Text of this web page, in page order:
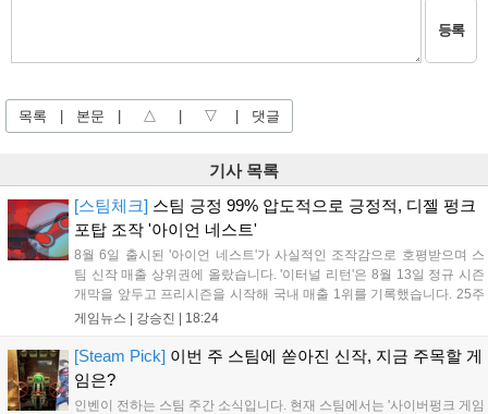
등록
목록 본문 △ ▽ 댓글
기사 목록
[스팀체크] 스팀 긍정 99% 압도적으로 긍정적, 디젤 펑크
포탑 조작 '아이언 네스트'
8월 6일 출시된 '아이언 네스트'가 사실적인 조작감으로 호평받으며 스
팀 신작 매출 상위권에 올랐습니다. '이터널 리턴'은 8월 13일 정규 시즌
개막을 앞두고 프리시즌을 시작해 국내 매출 1위를 기록했습니다. 25주
년을 맞은 '고스트 리콘' 시리즈는 8월 6일 쇼케이스와 함께 대규모 할인
로 수리 시뮬레이션 '리스토리'도 스팀에 정식 출시되었습니다....
게임뉴스 | 강승진 18:24
[Steam Pick] 이번 주 스팀에 쏟아진 신작, 지금 주목할 게
임은?
인벤이 전하는 스팀 주간 소식입니다. 현재 스팀에서는 '사이버펑크 게임